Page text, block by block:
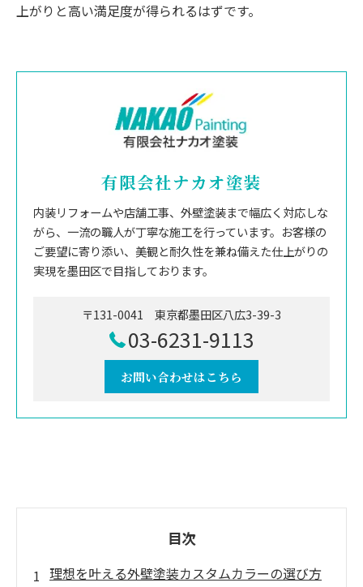
上がりと高い満足度が得られるはずです。
有限会社ナカオ塗装
内装リフォームや店舗工事、外壁塗装まで幅広く対応しな
がら、一流の職人が丁寧な施工を行っています。お客様の
ご要望に寄り添い、美観と耐久性を兼ね備えた仕上がりの
実現を墨田区で目指しております。
〒131-0041 東京都墨田区八広3-39-3
03-6231-9113
お問い合わせはこちら
目次
理想を叶える外壁塗装カスタムカラーの選び方